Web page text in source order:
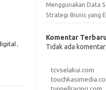
,
Menggunakan Data
Strategi Bisnis yang
Komentar
Tidak ada
tcvselakui.com